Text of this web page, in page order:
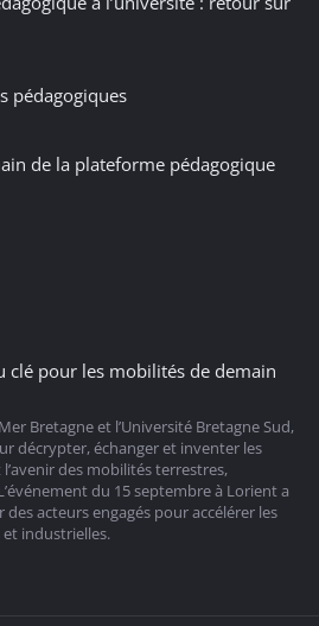
pédagogiques
de la plateforme pédagogique
clé pour les mobilités de demain
Bretagne et l’Université Bretagne Sud,
décrypter, échanger et inventer les
des mobilités terrestres,
du 15 septembre à Lorient a
acteurs engagés pour accélérer les
industrielles.